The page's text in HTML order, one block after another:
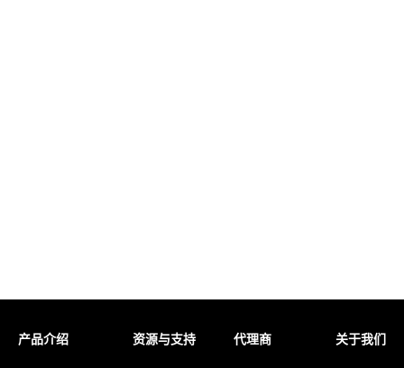
产品介绍 资源与支持 代理商 关于我们